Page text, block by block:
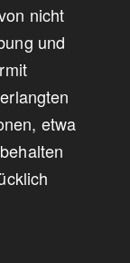
nicht
und
etwa